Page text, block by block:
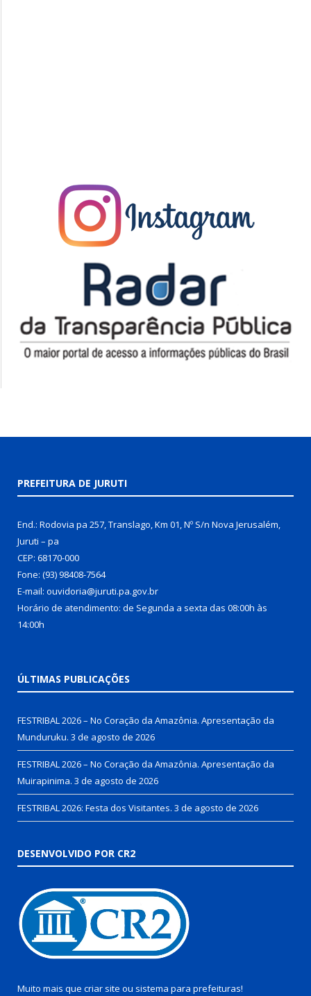
PREFEITURA DE JURUTI
End.: Rodovia pa 257, Translago, Km 01, Nº S/n Nova Jerusalém,
Juruti – pa
CEP: 68170-000
Fone: (93) 98408-7564
E-mail: ouvidoria@juruti.pa.gov.br
Horário de atendimento: de Segunda a sexta das 08:00h às
14:00h
ÚLTIMAS PUBLICAÇÕES
FESTRIBAL 2026 – No Coração da Amazônia. Apresentação da
Munduruku. 3 de agosto de 2026
FESTRIBAL 2026 – No Coração da Amazônia. Apresentação da
Muirapinima. 3 de agosto de 2026
FESTRIBAL 2026: Festa dos Visitantes. 3 de agosto de 2026
DESENVOLVIDO POR CR2
Muito mais que criar site ou sistema para prefeituras!